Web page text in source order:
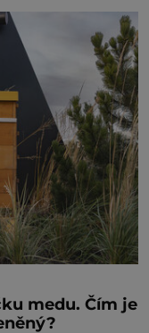
a hlavně klid.
města,
medu. Čím je